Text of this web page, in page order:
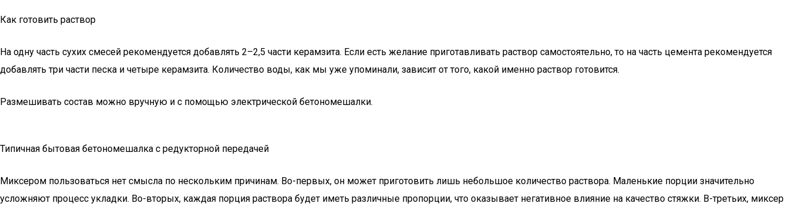
Как готовить раствор
На одну часть сухих смесей рекомендуется добавлять 2–2,5 части керамзита. Если есть желание приготавливать раствор самостоятельно, то на часть цемента рекомендуется
добавлять три части песка и четыре керамзита. Количество воды, как мы уже упоминали, зависит от того, какой именно раствор готовится.
Размешивать состав можно вручную и с помощью электрической бетономешалки.
Типичная бытовая бетономешалка с редукторной передачей
Миксером пользоваться нет смысла по нескольким причинам. Во-первых, он может приготовить лишь небольшое количество раствора. Маленькие порции значительно
усложняют процесс укладки. Во-вторых, каждая порция раствора будет иметь различные пропорции, что оказывает негативное влияние на качество стяжки. В-третьих, миксер